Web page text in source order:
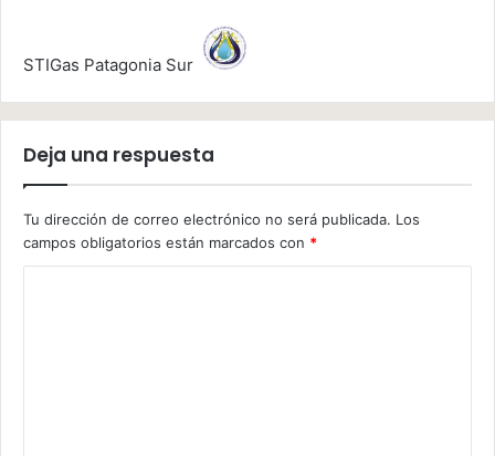
STIGas Patagonia Sur
Deja una respuesta
Tu dirección de correo electrónico no será publicada. Los
campos obligatorios están marcados con *